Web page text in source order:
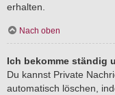
erhalten.
Nach oben
Ich bekomme ständig
Du kannst Private
automatisch löschen,